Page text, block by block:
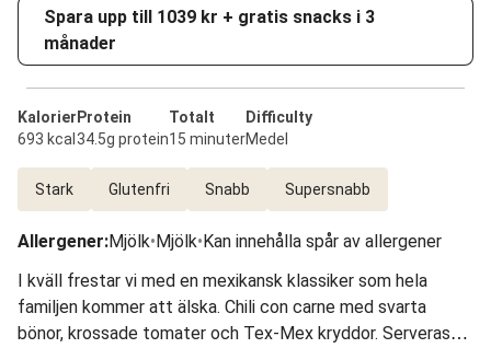
Spara upp till 1039 kr + gratis snacks i 3
månader
Kalorier
693 kcal
Protein
34.5g protein
Totalt
15 minuter
Difficulty
Medel
Stark Glutenfri Snabb Supersnabb
Allergener:Mjölk•Mjölk•Kan innehålla spår av allergener
I kväll frestar vi med en mexikansk klassiker som hela
familjen kommer att älska. Chili con carne med svarta
bönor, krossade tomater och Tex-Mex kryddor. Serveras